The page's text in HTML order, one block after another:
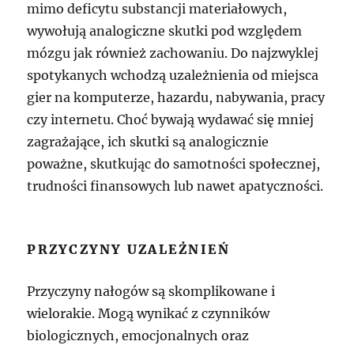
mimo deficytu substancji materiałowych,
wywołują analogiczne skutki pod względem
mózgu jak również zachowaniu. Do najzwyklej
spotykanych wchodzą uzależnienia od miejsca
gier na komputerze, hazardu, nabywania, pracy
czy internetu. Choć bywają wydawać się mniej
zagrażające, ich skutki są analogicznie
poważne, skutkując do samotności społecznej,
trudności finansowych lub nawet apatyczności.
PRZYCZYNY UZALEŻNIEŃ
Przyczyny nałogów są skomplikowane i
wielorakie. Mogą wynikać z czynników
biologicznych, emocjonalnych oraz